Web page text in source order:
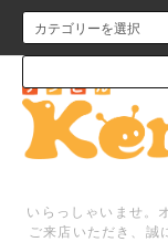
いらっしゃいませ。
ご来店いただき、誠